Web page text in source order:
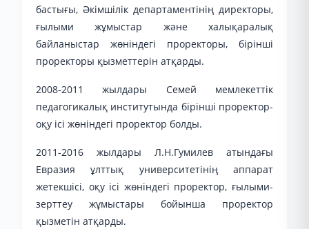
бастығы, Әкімшілік департаментінің директоры,
ғылыми жұмыстар және халықаралық
байланыстар жөніндегі проректоры, бірінші
проректоры қызметтерін атқарды.
2008-2011 жылдары Семей мемлекеттік
педагогикалық институтында бірінші проректор-
оқу ісі жөніндегі проректор болды.
2011-2016 жылдары Л.Н.Гумилев атындағы
Евразия ұлттық университетінің аппарат
жетекшісі, оқу ісі жөніндегі проректор, ғылыми-
зерттеу жұмыстары бойынша проректор
қызметін атқарды.